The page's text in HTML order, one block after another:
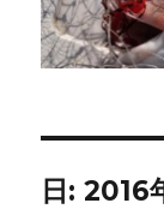
日:2016